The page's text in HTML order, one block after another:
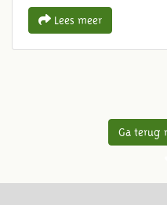
Lees meer
Ga terug